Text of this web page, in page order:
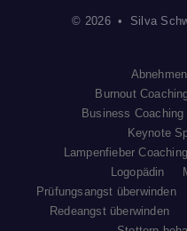
© 2026 • Silva
Burnout
Business Coaching
Keynote
Lampenfieber
Logopädin
Prüfungsangst überwinden
Redeangst überwinden